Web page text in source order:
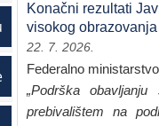
Konačni rezultati
visokog
22. 7. 2026.
Federalno
„Podrška
prebivalištem na